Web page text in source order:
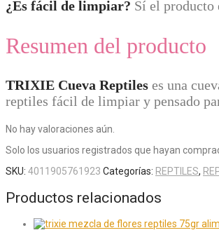
¿Es fácil de limpiar? Sí el
Resumen del producto
TRIXIE Cueva Reptiles es una
reptiles fácil de limpiar y pensado
No hay valoraciones aún.
Solo los usuarios registrados que hayan
SKU: 4011905761923 Categorías: REPTILES,
Productos relacionados